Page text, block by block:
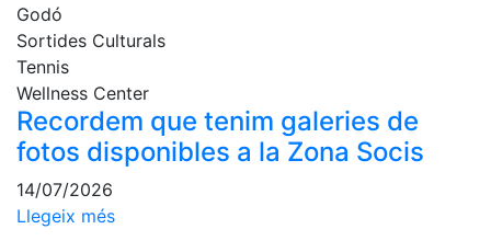
culturals
Conferències
i
Inspirational
Talks
Calendari
d'Activitats
Socials
Godó
Sortides Culturals
Tennis
Wellness Center
Recordem que tenim galeries de
fotos disponibles a la Zona Socis
14/07/2026
Llegeix més